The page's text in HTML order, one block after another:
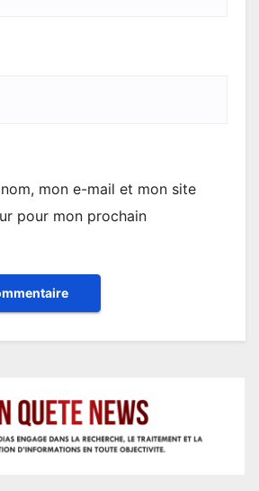
mon e-mail et mon site
pour mon prochain